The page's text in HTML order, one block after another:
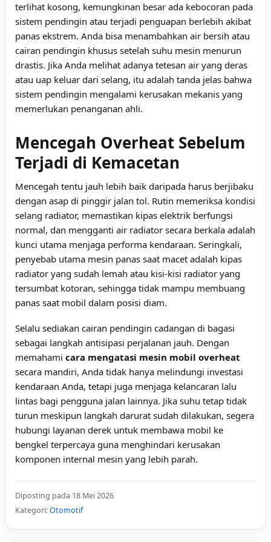
terlihat kosong, kemungkinan besar ada kebocoran pada
sistem pendingin atau terjadi penguapan berlebih akibat
panas ekstrem. Anda bisa menambahkan air bersih atau
cairan pendingin khusus setelah suhu mesin menurun
drastis. Jika Anda melihat adanya tetesan air yang deras
atau uap keluar dari selang, itu adalah tanda jelas bahwa
sistem pendingin mengalami kerusakan mekanis yang
memerlukan penanganan ahli.
Mencegah Overheat Sebelum
Terjadi di Kemacetan
Mencegah tentu jauh lebih baik daripada harus berjibaku
dengan asap di pinggir jalan tol. Rutin memeriksa kondisi
selang radiator, memastikan kipas elektrik berfungsi
normal, dan mengganti air radiator secara berkala adalah
kunci utama menjaga performa kendaraan. Seringkali,
penyebab utama mesin panas saat macet adalah kipas
radiator yang sudah lemah atau kisi-kisi radiator yang
tersumbat kotoran, sehingga tidak mampu membuang
panas saat mobil dalam posisi diam.
Selalu sediakan cairan pendingin cadangan di bagasi
sebagai langkah antisipasi perjalanan jauh. Dengan
memahami cara mengatasi mesin mobil overheat
secara mandiri, Anda tidak hanya melindungi investasi
kendaraan Anda, tetapi juga menjaga kelancaran lalu
lintas bagi pengguna jalan lainnya. Jika suhu tetap tidak
turun meskipun langkah darurat sudah dilakukan, segera
hubungi layanan derek untuk membawa mobil ke
bengkel terpercaya guna menghindari kerusakan
komponen internal mesin yang lebih parah.
Diposting pada 18 Mei 2026
Kategori:Otomotif